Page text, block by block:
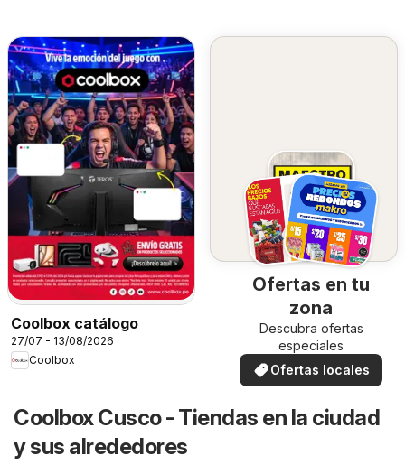
Coolbox catálogo
27/07 - 13/08/2026
Coolbox
Ofertas en tu
zona
Descubra ofertas
especiales
Ofertas locales
Coolbox Cusco - Tiendas en la ciudad
y sus alrededores